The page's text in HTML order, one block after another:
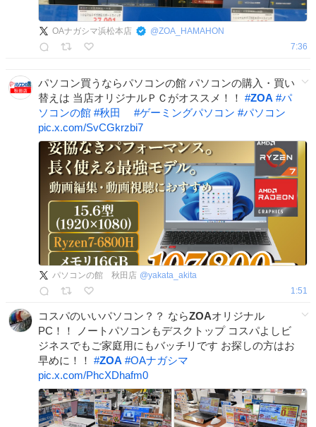
OAナガシマ浜松本店 @ZOA_HAMAHON
7:36
パソコン買うならパソコンの館 パソコンの購入・買い
替えは 当店オリジナルＰＣがオススメ！！ #ZOA #パ
ソコンの館 #秋田 #ゲーミングパソコン #パソコン
pic.x.com/SvCGkrzbi7
パソコンの館 秋田店 @yakata_akita
1:51
コスパのいいパソコン？？ ならZOAオリジナル
PC！！ ノートパソコンもデスクトップ コスパよしビ
ジネスでもご家庭用にもバッチリです お探しの方はお
早めに！！ #ZOA #OAナガシマ
pic.x.com/PhcXDhafm0